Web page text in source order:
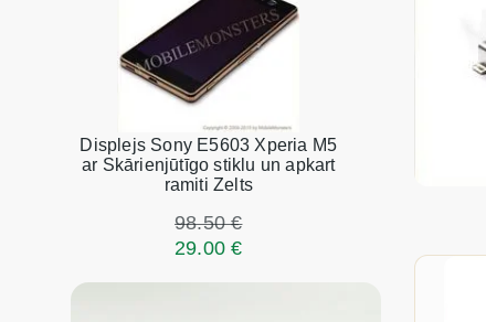
Displejs Sony E5603 Xperia M5
ar Skārienjūtīgo stiklu un apkart
ramiti Zelts
98.50 €
29.00 €